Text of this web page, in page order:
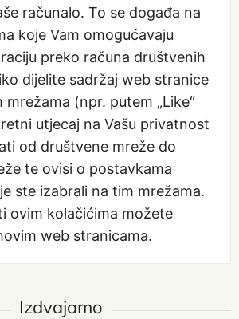
računalo. To se događa na
koje Vam omogućavaju
preko računa društvenih
dijelite sadržaj web stranice
mrežama (npr. putem „Like“
utjecaj na Vašu privatnost
od društvene mreže do
te ovisi o postavkama
ste izabrali na tim mrežama.
ovim kolačićima možete
web stranicama.
Izdvajamo